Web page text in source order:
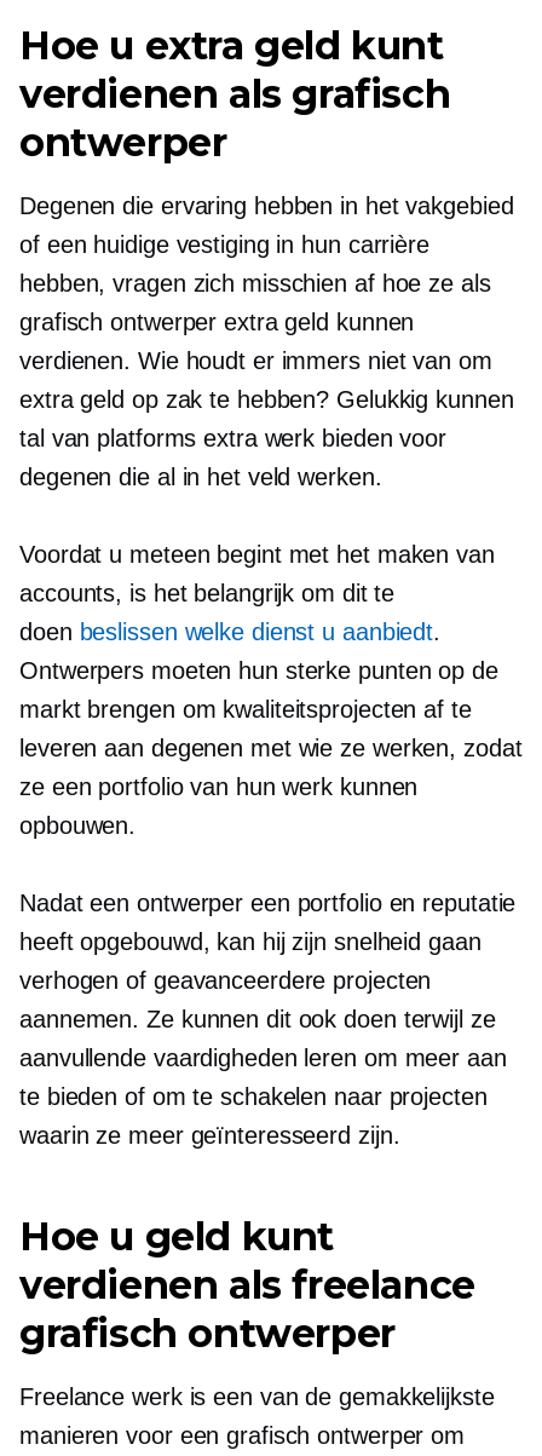
Hoe u extra geld kunt
verdienen als grafisch
ontwerper
Degenen die ervaring hebben in het vakgebied
of een huidige vestiging in hun carrière
hebben, vragen zich misschien af ​​hoe ze als
grafisch ontwerper extra geld kunnen
verdienen. Wie houdt er immers niet van om
extra geld op zak te hebben? Gelukkig kunnen
tal van platforms extra werk bieden voor
degenen die al in het veld werken.
Voordat u meteen begint met het maken van
accounts, is het belangrijk om dit te
doen beslissen welke dienst u aanbiedt.
Ontwerpers moeten hun sterke punten op de
markt brengen om kwaliteitsprojecten af ​​te
leveren aan degenen met wie ze werken, zodat
ze een portfolio van hun werk kunnen
opbouwen.
Nadat een ontwerper een portfolio en reputatie
heeft opgebouwd, kan hij zijn snelheid gaan
verhogen of geavanceerdere projecten
aannemen. Ze kunnen dit ook doen terwijl ze
aanvullende vaardigheden leren om meer aan
te bieden of om te schakelen naar projecten
waarin ze meer geïnteresseerd zijn.
Hoe u geld kunt
verdienen als freelance
grafisch ontwerper
Freelance werk is een van de gemakkelijkste
manieren voor een grafisch ontwerper om